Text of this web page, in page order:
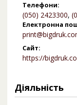
Телефони:
(050) 2423300,
Електронна
Сайт:
https://
Діяльність